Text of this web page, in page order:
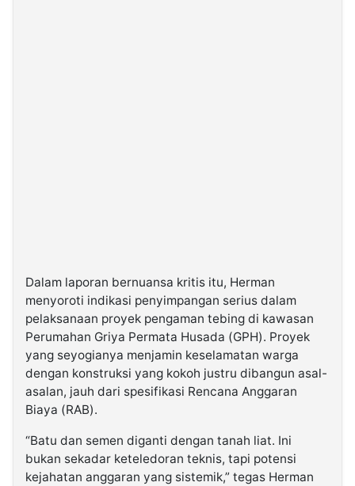
Dalam laporan bernuansa kritis itu, Herman
menyoroti indikasi penyimpangan serius dalam
pelaksanaan proyek pengaman tebing di kawasan
Perumahan Griya Permata Husada (GPH). Proyek
yang seyogianya menjamin keselamatan warga
dengan konstruksi yang kokoh justru dibangun asal-
asalan, jauh dari spesifikasi Rencana Anggaran
Biaya (RAB).
“Batu dan semen diganti dengan tanah liat. Ini
bukan sekadar keteledoran teknis, tapi potensi
kejahatan anggaran yang sistemik,” tegas Herman